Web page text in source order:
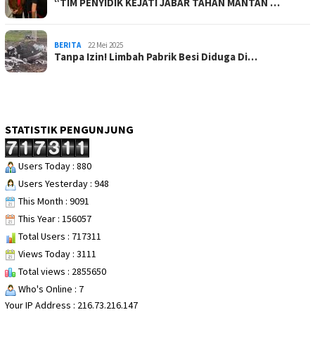
“TIM PENYIDIK KEJATI JABAR TAHAN MANTAN …
BERITA 22 Mei 2025
Tanpa Izin! Limbah Pabrik Besi Diduga Di…
STATISTIK PENGUNJUNG
Users Today : 880
Users Yesterday : 948
This Month : 9091
This Year : 156057
Total Users : 717311
Views Today : 3111
Total views : 2855650
Who's Online : 7
Your IP Address : 216.73.216.147